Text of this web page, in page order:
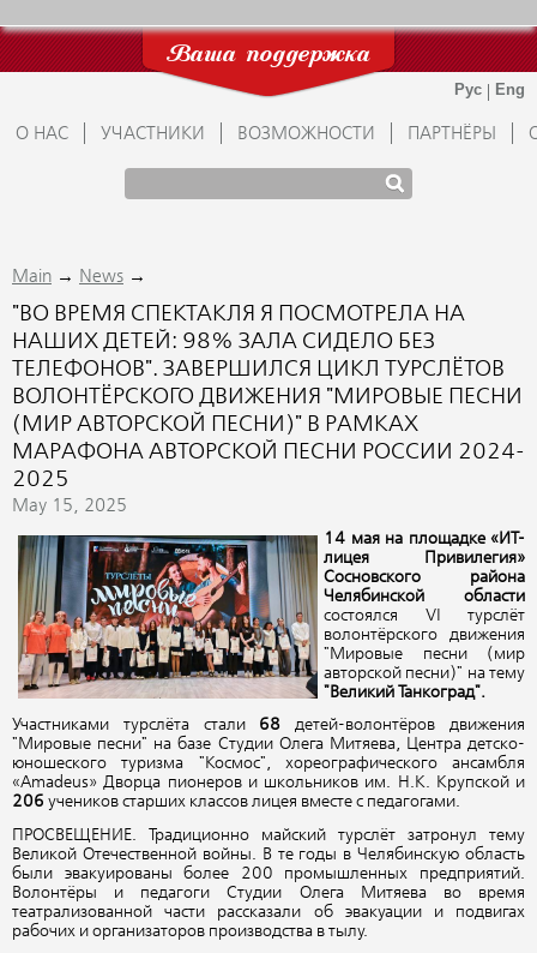
Ваша поддержка
О НАС УЧАСТНИКИ ВОЗМОЖНОСТИ ПАРТНЁРЫ
Main → News →
"ВО ВРЕМЯ СПЕКТАКЛЯ Я ПОСМОТРЕЛА НА
НАШИХ ДЕТЕЙ: 98% ЗАЛА СИДЕЛО БЕЗ
ТЕЛЕФОНОВ". ЗАВЕРШИЛСЯ ЦИКЛ ТУРСЛЁТОВ
ВОЛОНТЁРСКОГО ДВИЖЕНИЯ "МИРОВЫЕ ПЕСНИ
(МИР АВТОРСКОЙ ПЕСНИ)" В РАМКАХ
МАРАФОНА АВТОРСКОЙ ПЕСНИ РОССИИ 2024-
2025
May 15, 2025
14 мая на площадке «ИТ-
лицея Привилегия»
Сосновского района
Челябинской области
состоялся VI турслёт
волонтёрского движения
"Мировые песни (мир
авторской песни)" на тему
"Великий Танкоград".
Участниками турслёта стали 68
детей-волонтёров движения
"Мировые песни" на базе Студии Олега Митяева, Центра детско-
юношеского туризма "Космос", хореографического ансамбля
«Amadeus» Дворца пионеров и школьников им. Н.К. Крупской и
206 учеников старших классов лицея вместе с педагогами.
ПРОСВЕЩЕНИЕ. Традиционно майский турслёт затронул тему
Великой Отечественной войны. В те годы в Челябинскую область
были эвакуированы более 200 промышленных предприятий.
Волонтёры и педагоги Студии Олега Митяева во время
театрализованной части рассказали об эвакуации и подвигах
рабочих и организаторов производства в тылу.